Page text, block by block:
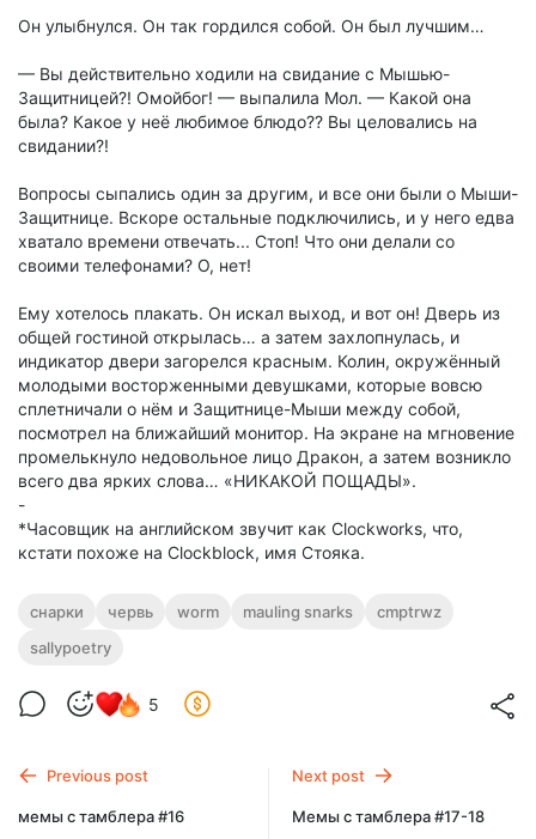
Он улыбнулся. Он так гордился собой. Он был лучшим…
— Вы действительно ходили на свидание с Мышью-
Защитницей?! Омойбог! — выпалила Мол. — Какой она
была? Какое у неё любимое блюдо?? Вы целовались на
свидании?!
Вопросы сыпались один за другим, и все они были о Мыши-
Защитнице. Вскоре остальные подключились, и у него едва
хватало времени отвечать... Стоп! Что они делали со
своими телефонами? О, нет!
Ему хотелось плакать. Он искал выход, и вот он! Дверь из
общей гостиной открылась… а затем захлопнулась, и
индикатор двери загорелся красным. Колин, окружённый
молодыми восторженными девушками, которые вовсю
сплетничали о нём и Защитнице-Мыши между собой,
посмотрел на ближайший монитор. На экране на мгновение
промелькнуло недовольное лицо Дракон, а затем возникло
всего два ярких слова… «НИКАКОЙ ПОЩАДЫ».
-
*Часовщик на английском звучит как Clockworks, что,
кстати похоже на Clockblock, имя Стояка.
снарки червь worm mauling snarks
cmptrwz
sallypoetry
5
Previous post
мемы с тамблера #16
Next post
Мемы с тамблера #17-18